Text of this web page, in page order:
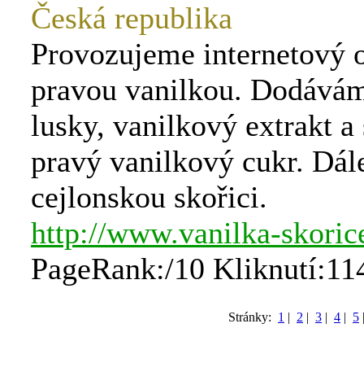
Česká republika
Provozujeme internetový
pravou vanilkou.
lusky, vanilkový extrakt a
pravý vanilkový cukr.
cejlonskou skořici.
http://www.vanilka-
PageRank:/10
Stránky: 1 | 2 | 3 | 4 | 5